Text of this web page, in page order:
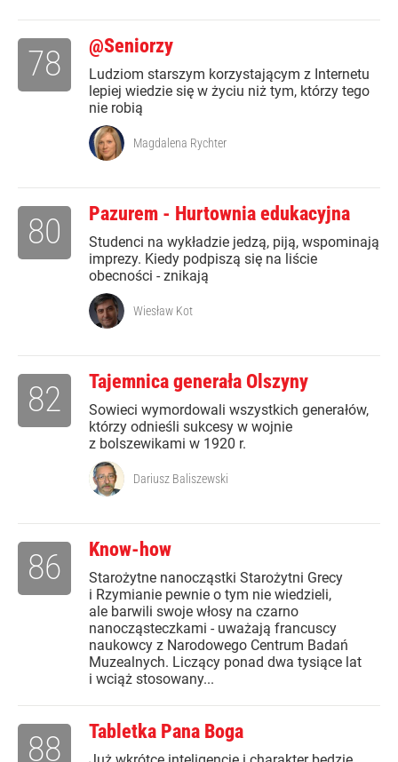
@Seniorzy
Ludziom starszym korzystającym z Internetu
lepiej wiedzie się w życiu niż tym, którzy tego
nie robią
78
Magdalena Rychter
Pazurem - Hurtownia edukacyjna
Studenci na wykładzie jedzą, piją, wspominają
imprezy. Kiedy podpiszą się na liście
obecności - znikają
80
Wiesław Kot
Tajemnica generała Olszyny
Sowieci wymordowali wszystkich generałów,
którzy odnieśli sukcesy w wojnie
z bolszewikami w 1920 r.
82
Dariusz Baliszewski
Know-how
Starożytne nanocząstki Starożytni Grecy
i Rzymianie pewnie o tym nie wiedzieli,
ale barwili swoje włosy na czarno
nanocząsteczkami - uważają francuscy
naukowcy z Narodowego Centrum Badań
Muzealnych. Liczący ponad dwa tysiące lat
i wciąż stosowany...
86
Tabletka Pana Boga
88